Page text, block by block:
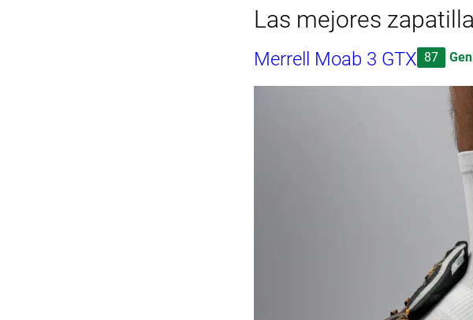
Las mejores
Merrell Moab 3 GTX 87